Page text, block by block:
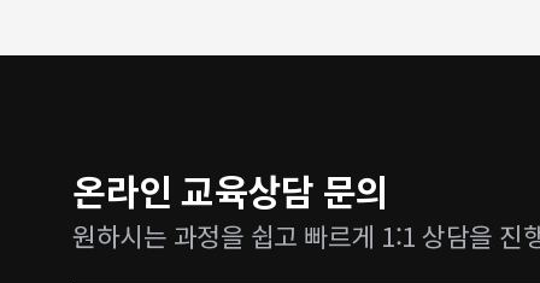
온라인 교육상담 문의
원하시는 과정을 쉽고 빠르게 1:1 상담을 진